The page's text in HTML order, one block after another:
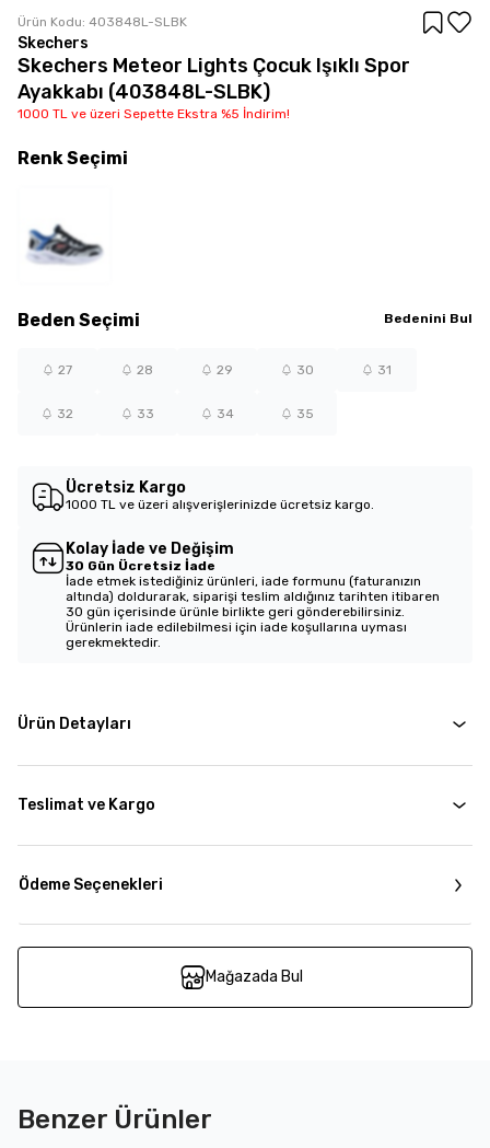
Ürün Kodu: 403848L-SLBK
Skechers
Skechers Meteor Lights Çocuk Işıklı Spor
Ayakkabı (403848L-SLBK)
1000 TL ve üzeri Sepette Ekstra %5 İndirim!
Beden Seçimi Bedenini Bul
27 28 29 30 31
32 33 34 35
RenkSeçimi
Ücretsiz Kargo
1000 TL ve üzeri alışverişlerinizde ücretsiz kargo.
Kolay İade ve Değişim
30 Gün Ücretsiz İade
İade etmek istediğiniz ürünleri, iade formunu (faturanızın
altında) doldurarak, siparişi teslim aldığınız tarihten itibaren
30 gün içerisinde ürünle birlikte geri gönderebilirsiniz.
Ürünlerin iade edilebilmesi için iade koşullarına uyması
gerekmektedir.
Ürün Detayları
Teslimat ve Kargo
Ödeme Seçenekleri
Mağazada Bul
Benzer Ürünler